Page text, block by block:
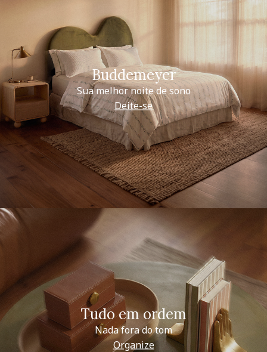
Buddemeyer
Sua melhor noite de sono
Deite-se
Tudo em ordem
Nada fora do tom
Organize